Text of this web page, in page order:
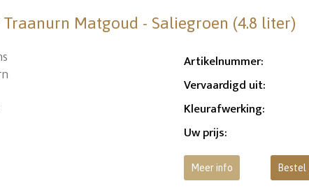
Matgoud - Saliegroen (4.8 liter)
Artikelnummer:
Vervaardigd uit:
Kleurafwerking:
Uw prijs:
Meer info Bestel